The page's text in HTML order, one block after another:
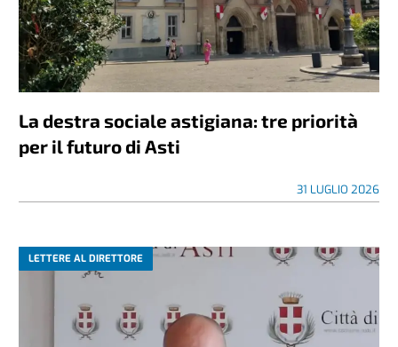
La destra sociale astigiana: tre priorità
per il futuro di Asti
31 LUGLIO 2026
LETTERE AL DIRETTORE